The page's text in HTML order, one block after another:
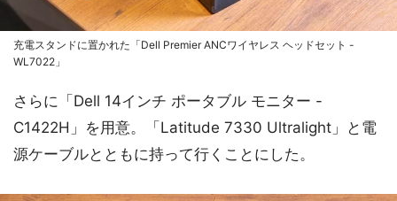
充電スタンドに置かれた「Dell Premier ANCワイヤレス ヘッドセット -
WL7022」
さらに「Dell 14インチ ポータブル モニター -
C1422H」を用意。「Latitude 7330 Ultralight」と電
源ケーブルとともに持って行くことにした。